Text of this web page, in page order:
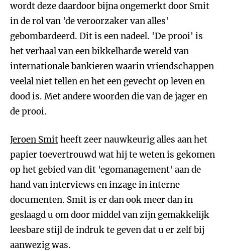
wordt deze daardoor bijna ongemerkt door Smit
in de rol van 'de veroorzaker van alles'
gebombardeerd. Dit is een nadeel. 'De prooi' is
het verhaal van een bikkelharde wereld van
internationale bankieren waarin vriendschappen
veelal niet tellen en het een gevecht op leven en
dood is. Met andere woorden die van de jager en
de prooi.
Jeroen Smitheeft zeer nauwkeurig alles aan het
papier toevertrouwd wat hij te weten is gekomen
op het gebied van dit 'egomanagement' aan de
hand van interviews en inzage in interne
documenten. Smit is er dan ook meer dan in
geslaagd u om door middel van zijn gemakkelijk
leesbare stijl de indruk te geven dat u er zelf bij
aanwezig was.